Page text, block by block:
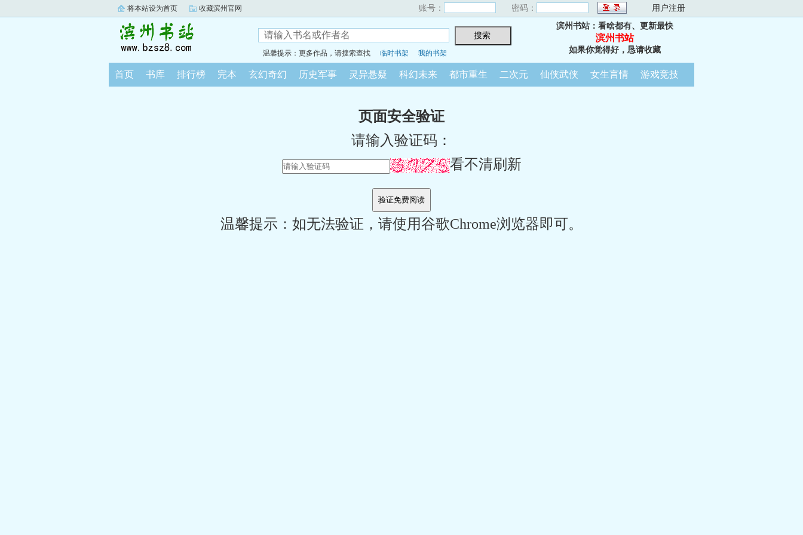
将本站设为首页 收藏滨州官网 账号： 密码： 用户注册
温馨提示：更多作品，请搜索查找 临时书架 我的书架
滨州书站：看啥都有、更新最快
滨州书站
如果你觉得好，恳请收藏
首页 书库 排行榜 完本 玄幻奇幻 历史军事 灵异悬疑 科幻未来 都市重生 二次元 仙侠武侠 女生言情 游戏竞技
页面安全验证
请输入验证码：
看不清刷新
温馨提示：如无法验证，请使用谷歌Chrome浏览器即可。